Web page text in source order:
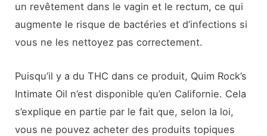
un revêtement dans le vagin et le rectum, ce qui
augmente le risque de bactéries et d’infections si
vous ne les nettoyez pas correctement.
Puisqu’il y a du THC dans ce produit, Quim Rock’s
Intimate Oil n’est disponible qu’en Californie. Cela
s’explique en partie par le fait que, selon la loi,
vous ne pouvez acheter des produits topiques